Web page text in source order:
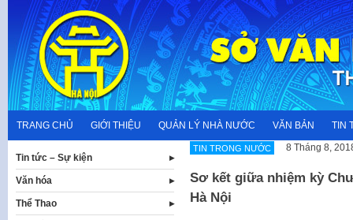
content
TRANG CHỦ GIỚI THIỆU QUẢN LÝ NHÀ NƯỚC VĂN BẢN TIN
TIN TRONG NƯỚC 8 Tháng 8,
Sơ kết giữa nhiệm kỳ
Hà Nội
Tin tức – Sự kiện
Văn hóa
Thể Thao